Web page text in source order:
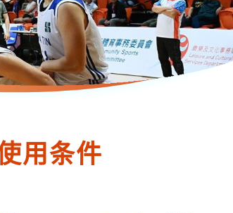
条件